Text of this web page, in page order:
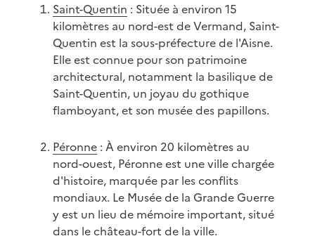
Saint-Quentin : Située à environ 15
kilomètres au nord-est de Vermand, Saint-
Quentin est la sous-préfecture de l'Aisne.
Elle est connue pour son patrimoine
architectural, notamment la basilique de
Saint-Quentin, un joyau du gothique
flamboyant, et son musée des papillons.
Péronne: À environ 20 kilomètres au
nord-ouest, Péronne est une ville chargée
d'histoire, marquée par les conflits
mondiaux. Le Musée de la Grande Guerre
y est un lieu de mémoire important, situé
dans le château-fort de la ville.